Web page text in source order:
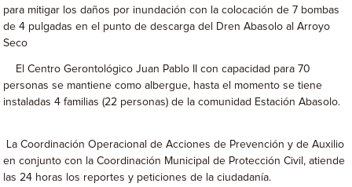
para mitigar los daños por inundación con la colocación de 7 bombas
de 4 pulgadas en el punto de descarga del Dren Abasolo al Arroyo
Seco
El Centro Gerontológico Juan Pablo II con capacidad para 70
personas se mantiene como albergue, hasta el momento se tiene
instaladas 4 familias (22 personas) de la comunidad Estación Abasolo.
La Coordinación Operacional de Acciones de Prevención y de Auxilio
en conjunto con la Coordinación Municipal de Protección Civil, atiende
las 24 horas los reportes y peticiones de la ciudadanía.